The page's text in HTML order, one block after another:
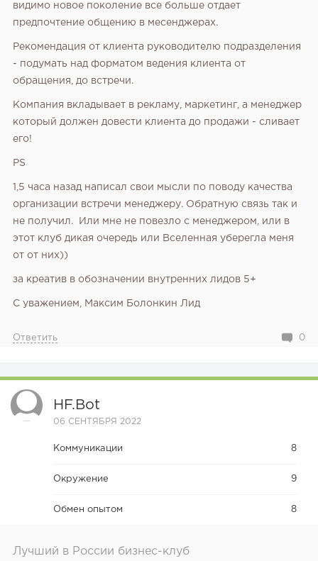
видимо новое поколение все больше отдает
предпочтение общению в месенджерах.
Рекомендация от клиента руководителю подразделения
- подумать над форматом ведения клиента от
обращения, до встречи.
Компания вкладывает в рекламу, маркетинг, а менеджер
который должен довести клиента до продажи - сливает
его!
PS
1,5 часа назад написал свои мысли по поводу качества
организации встречи менеджеру. Обратную связь так и
не получил.
Или мне не повезло с менеджером, или в
этот клуб дикая очередь или Вселенная уберегла меня
от от них))
за креатив в обозначении внутренних лидов 5+
С уважением, Максим Болонкин Лид
Ответить 0
HF.bot
06 СЕНТЯБРЯ 2022
Коммуникации 8
Окружение 9
Обмен опытом 8
Лучший в России бизнес-клуб